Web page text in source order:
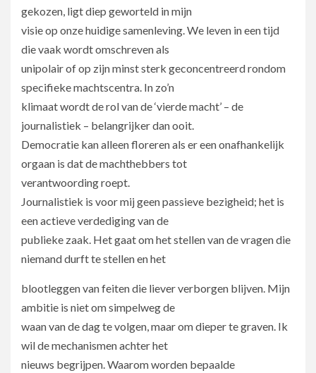
gekozen, ligt diep geworteld in mijn
visie op onze huidige samenleving. We leven in een tijd
die vaak wordt omschreven als
unipolair of op zijn minst sterk geconcentreerd rondom
specifieke machtscentra. In zo’n
klimaat wordt de rol van de ‘vierde macht’ – de
journalistiek – belangrijker dan ooit.
Democratie kan alleen floreren als er een onafhankelijk
orgaan is dat de machthebbers tot
verantwoording roept.
Journalistiek is voor mij geen passieve bezigheid; het is
een actieve verdediging van de
publieke zaak. Het gaat om het stellen van de vragen die
niemand durft te stellen en het
blootleggen van feiten die liever verborgen blijven. Mijn
ambitie is niet om simpelweg de
waan van de dag te volgen, maar om dieper te graven. Ik
wil de mechanismen achter het
nieuws begrijpen. Waarom worden bepaalde